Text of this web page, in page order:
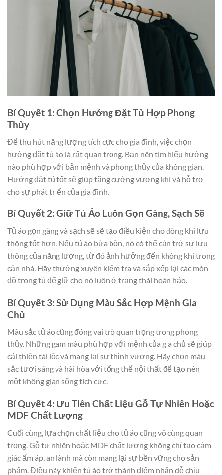
Bí Quyết 1: Chọn Hướng Đặt Tủ Hợp Phong
Thủy
Để thu hút năng lượng tích cực cho gia đình, việc chọn
hướng đặt tủ áo là rất quan trọng. Bạn nên tìm hiểu hướng
nào phù hợp với bản mệnh và phong thủy của không gian.
Hướng đặt tủ tốt sẽ giúp tăng cường vượng khí và hỗ trợ
cho sự phát triển của gia đình.
Bí Quyết 2: Giữ Tủ Áo Luôn Gọn Gàng, Sạch Sẽ
Tủ áo gọn gàng và sạch sẽ sẽ tạo điều kiện cho dòng khí lưu
thông tốt hơn. Nếu tủ áo bừa bộn, nó có thể cản trở sự lưu
thông của năng lượng, từ đó ảnh hưởng đến không khí trong
căn nhà. Hãy thường xuyên kiểm tra và sắp xếp lại các món
đồ trong tủ để giữ cho nó luôn ở trạng thái hoàn hảo.
Bí Quyết 3: Sử Dụng Màu Sắc Hợp Mệnh Gia
Chủ
Màu sắc tủ áo cũng đóng vai trò quan trọng trong phong
thủy. Những gam màu phù hợp với mệnh của gia chủ sẽ giúp
cải thiện tài lộc và mang lại sự thịnh vượng. Hãy chọn màu
sắc tươi sáng và hài hòa với tổng thể nội thất để tạo nên
một không gian sống tích cực.
Bí Quyết 4: Ưu Tiên Chất Liệu Gỗ Tự Nhiên Hoặc
MDF Chất Lượng
Cuối cùng, lựa chọn chất liệu cho tủ áo cũng vô cùng quan
trọng. Gỗ tự nhiên hoặc MDF chất lượng không chỉ tạo cảm
giác ấm áp, an lành mà còn mang lại sự bền vững cho sản
phẩm. Điều này khiến tủ áo trở thành điểm nhấn dễ chịu